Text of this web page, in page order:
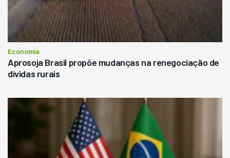
Economia
Aprosoja Brasil propõe mudanças na renegociação de
dívidas rurais